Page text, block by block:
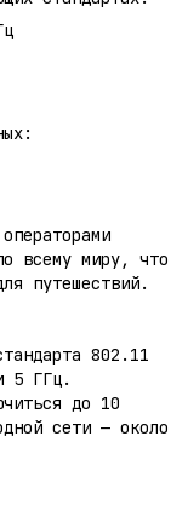
всему миру, что
путешествий.
802.11
5 ГГц.
до 10
сети — около